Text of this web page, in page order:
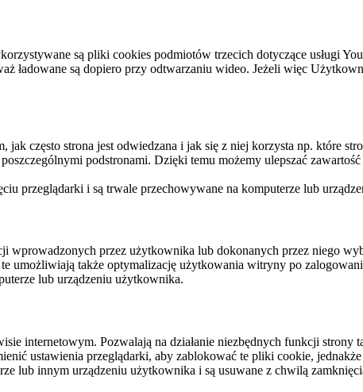
są pliki cookies podmiotów trzecich dotyczące usługi
są dopiero przy odtwarzaniu wideo. Jeżeli więc
często strona jest odwiedzana i jak się z niej korzysta np. które
podstronami. Dzięki temu możemy ulepszać
przeglądarki i są trwale przechowywane na komputerze lub
przez użytkownika lub dokonanych przez niego
umożliwiają także optymalizację użytkowania witryny po
lub urządzeniu użytkownika.
internetowym. Pozwalają na działanie niezbędnych funkcji strony
ustawienia przeglądarki, aby zablokować te pliki cookie,
lub innym urządzeniu użytkownika i są usuwane z chwilą